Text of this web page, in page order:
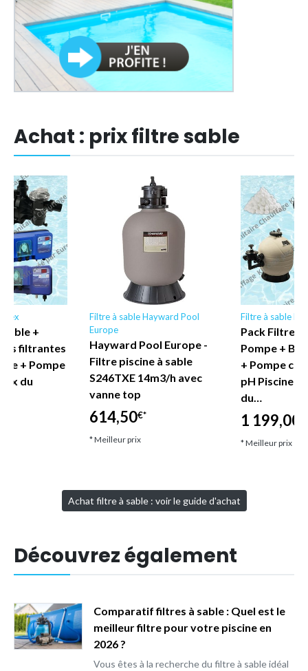
Achat : prix filtre sable
+
filtrantes
+ Pompe
du
Filtre à sable Hayward Pool
Europe
Hayward Pool Europe -
Filtre piscine à sable
S246TXE 14m3/h avec
vanne top
614,50€*
* Meilleur prix
Filtre à sable
Pack Filtre à
Pompe +
+ Pompe
pH Piscine
du…
1 199,00
* Meilleur prix
Achat filtre à sable : voir le guide d'achat
Découvrez également
Comparatif filtres à sable : Quel est le
meilleur filtre pour votre piscine en
2026 ?
Vous êtes à la recherche du filtre à sable idéal